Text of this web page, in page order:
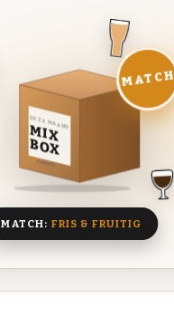
DEZE MAAND
MIX
BOX
8 BIEREN
MATCH
MATCH: FRIS & FRUITIG